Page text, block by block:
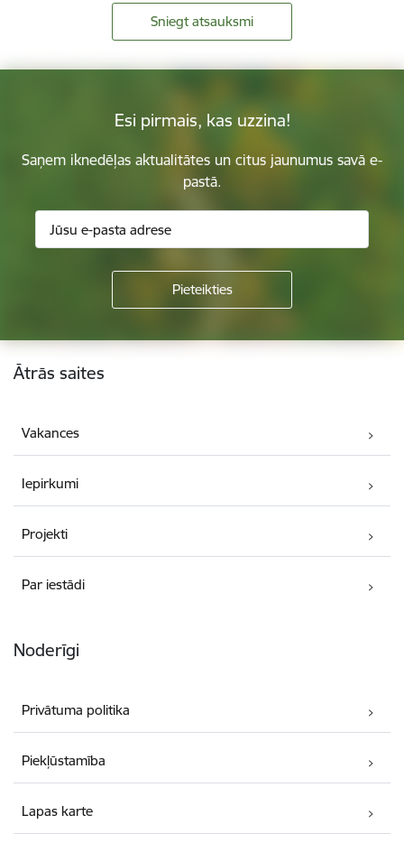
Sniegt atsauksmi
Esi pirmais, kas uzzina!
Saņem iknedēļas aktualitātes un citus jaunumus savā e-
pastā.
Kājene
Ātrās saites
Vakances
Iepirkumi
Projekti
Par iestādi
Noderīgi
Privātuma politika
Piekļūstamība
Lapas karte